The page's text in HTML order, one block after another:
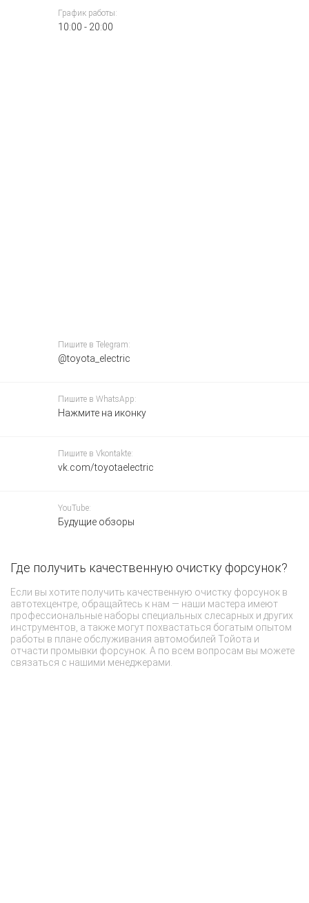
График работы:
10:00 - 20:00
Пишите в Telegram:
@toyota_electric
Пишите в WhatsApp:
Нажмите на иконку
Пишите в Vkontakte:
vk.com/toyotaelectric
YouTube:
Будущие обзоры
Где получить качественную очистку форсунок?
Если вы хотите получить качественную очистку форсунок в
автотехцентре, обращайтесь к нам — наши мастера имеют
профессиональные наборы специальных слесарных и других
инструментов, а также могут похвастаться богатым опытом
работы в плане обслуживания автомобилей Тойота и
отчасти промывки форсунок. А по всем вопросам вы можете
связаться с нашими менеджерами.